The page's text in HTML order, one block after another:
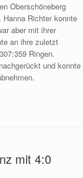
Oberschöneberg
Richter konnte
aber mit ihrer
an ihre zuletzt
Ringen.
und konnte
mit 4:0